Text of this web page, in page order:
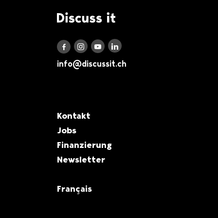
Logo Discuss it
Discuss it auf Facebook
Discuss it auf Instagram
Discuss it auf Youtube
Discuss it auf LinkedIn
info@discussit.ch
Metanavigation
Kontakt
Jobs
Finanzierung
Newsletter
Français